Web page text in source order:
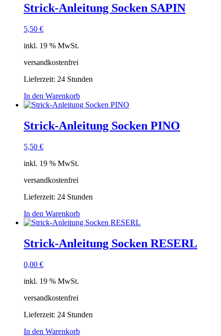
Strick-Anleitung Socken SAPIN
5,50 €
inkl. 19 % MwSt.
versandkostenfrei
Lieferzeit: 24 Stunden
In den Warenkorb
Strick-Anleitung Socken PINO
5,50 €
inkl. 19 % MwSt.
versandkostenfrei
Lieferzeit: 24 Stunden
In den Warenkorb
Strick-Anleitung Socken RESERL
0,00 €
inkl. 19 % MwSt.
versandkostenfrei
Lieferzeit: 24 Stunden
In den Warenkorb